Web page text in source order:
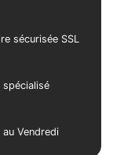
sécurisée SSL
spécialisé
Vendredi